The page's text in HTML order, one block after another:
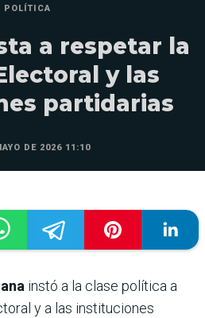
POLÍTICA
a respetar la
y las
partidarias
DE 2026 11:10
instó a la clase política a
y a las instituciones